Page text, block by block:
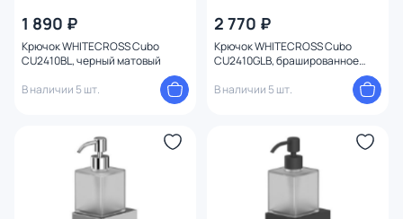
1 890 ₽
Крючок WHITECROSS Cubo
CU2410BL, черный матовый
В наличии 5 шт.
2 770 ₽
Крючок WHITECROSS Cubo
CU2410GLB, брашированное
В наличии 5 шт.